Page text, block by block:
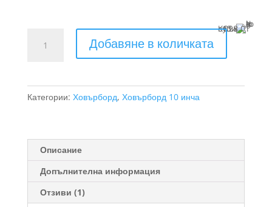
Добавяне в количката
Купи с13 x €28.01
Категории: Ховърборд, Ховърборд 10 инча
Описание
Допълнителна информация
Отзиви (1)